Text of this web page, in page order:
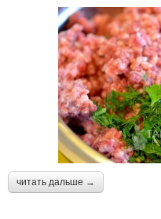
читать дальше →